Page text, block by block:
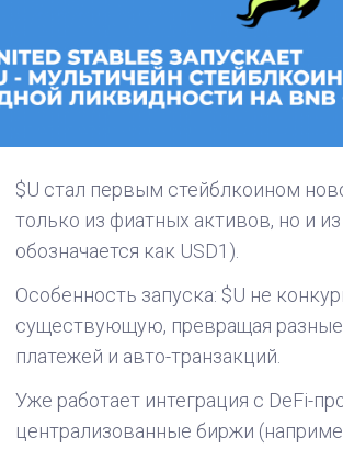
$U стал первым стейблкоином
только из фиатных активов, но и
обозначается как USD1).
Особенность запуска: $U не
существующую, превращая
платежей и авто-транзакций.
Уже работает интеграция с DeFi-
централизованные биржи